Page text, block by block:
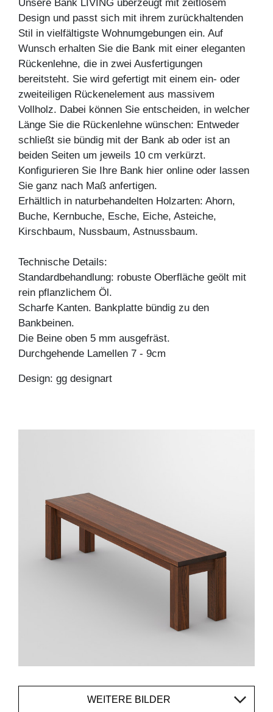
Unsere Bank LIVING überzeugt mit zeitlosem
Design und passt sich mit ihrem zurückhaltenden
Stil in vielfältigste Wohnumgebungen ein. Auf
Wunsch erhalten Sie die Bank mit einer eleganten
Rückenlehne, die in zwei Ausfertigungen
bereitsteht. Sie wird gefertigt mit einem ein- oder
zweiteiligen Rückenelement aus massivem
Vollholz. Dabei können Sie entscheiden, in welcher
Länge Sie die Rückenlehne wünschen: Entweder
schließt sie bündig mit der Bank ab oder ist an
beiden Seiten um jeweils 10 cm verkürzt.
Konfigurieren Sie Ihre Bank hier online oder lassen
Sie ganz nach Maß anfertigen.
Erhältlich in naturbehandelten Holzarten: Ahorn,
Buche, Kernbuche, Esche, Eiche, Asteiche,
Kirschbaum, Nussbaum, Astnussbaum.
Technische Details:
Standardbehandlung: robuste Oberfläche geölt mit
rein pflanzlichem Öl.
Scharfe Kanten. Bankplatte bündig zu den
Bankbeinen.
Die Beine oben 5 mm ausgefräst.
Durchgehende Lamellen 7 - 9cm
Design: gg designart
WEITERE BILDER